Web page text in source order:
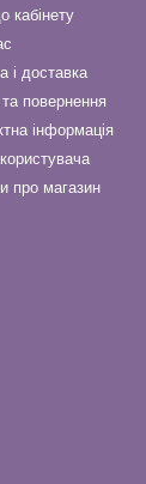
кабінету
і доставка
повернення
інформація
про магазин